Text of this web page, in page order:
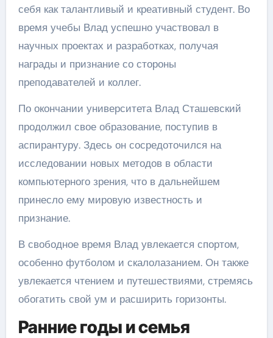
себя как талантливый и креативный студент. Во
время учебы Влад успешно участвовал в
научных проектах и разработках, получая
награды и признание со стороны
преподавателей и коллег.
По окончании университета Влад Сташевский
продолжил свое образование, поступив в
аспирантуру. Здесь он сосредоточился на
исследовании новых методов в области
компьютерного зрения, что в дальнейшем
принесло ему мировую известность и
признание.
В свободное время Влад увлекается спортом,
особенно футболом и скалолазанием. Он также
увлекается чтением и путешествиями, стремясь
обогатить свой ум и расширить горизонты.
Ранние годы и семья